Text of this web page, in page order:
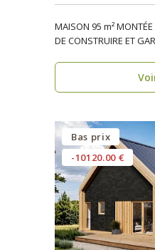
MAISON 95 m²
DE CONSTRUIRE ET
Bas prix
-10120.00 €